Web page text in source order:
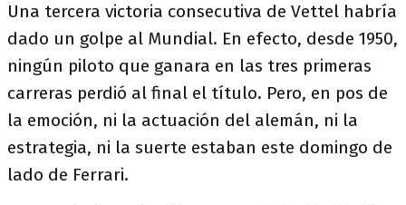
Una tercera victoria consecutiva de Vettel habría
dado un golpe al Mundial. En efecto, desde 1950,
ningún piloto que ganara en las tres primeras
carreras perdió al final el título. Pero, en pos de
la emoción, ni la actuación del alemán, ni la
estrategia, ni la suerte estaban este domingo de
lado de Ferrari.